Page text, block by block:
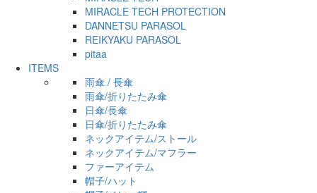
MIRACLE TECH PROTECTION
DANNETSU PARASOL
REIKYAKU PARASOL
pitaa
ITEMS
雨傘 / 長傘
雨傘/折りたたみ傘
日傘/長傘
日傘/折りたたみ傘
ネックアイテム/ストール
ネックアイテム/マフラー
ファーアイテム
帽子/ハット